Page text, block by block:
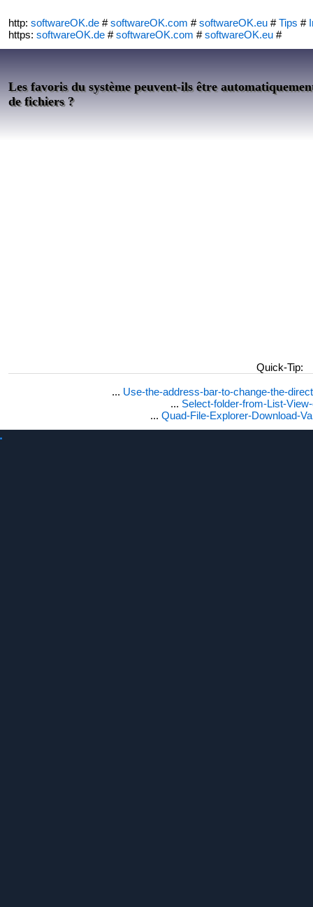
http: softwareOK.de #softwareOK.com #softwareOK.eu #Tips #
https: softwareOK.de #softwareOK.com #softwareOK.eu #
Les favoris du système peuvent-ils être
de fichiers ?
Quick-Tip:
... Use-the-address-bar-to-change-the-
... Select-folder-from-List-
... Quad-File-Explorer-Download-